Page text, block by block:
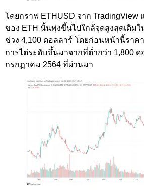
โดยกราฟ ETHUSD จาก TradingView
ของ ETH นั้นพุ่งขึ้นไปใกล้จุดสูงสุดเดิม
ช่วง 4,100 ดอลลาร์ โดยก่อนหน้านี้ราค
การไต่ระดับขึ้นมาจากที่ต่ำกว่า 1,800
กรกฏาคม 2564 ที่ผ่านมา